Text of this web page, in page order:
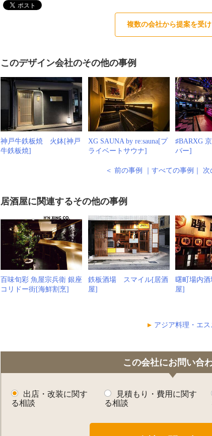
複数の会社から提案を受
このデザイン会社のその他の事例
神戸牛鉄板焼 火鉢[神戸
牛鉄板焼]
XG SAUNA by re:sauna[プ
ライベートサウナ]
♯BARXG
バー]
＜ 前の事例 すべての事例 次
居酒屋に関連するその他の事例
百味旬彩 魚屋宗兵衛 銀座
コリドー街[海鮮割烹]
鉄板酒場 スマイル[居酒
屋]
曙町場内
屋]
アジア料理・エ
この会社にお問い合
出店・改装に関す
る相談
見積もり・費用に関す
る相談